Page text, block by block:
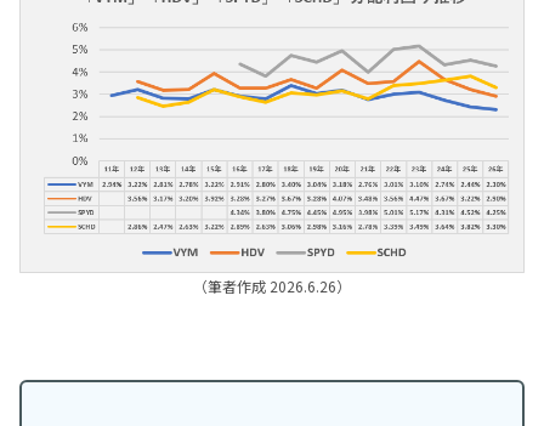
（筆者作成 2026.6.26）